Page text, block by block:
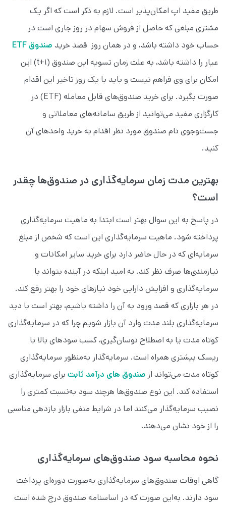
طریق مفید اپ امکان‌پذیر است. لازم به ذکر است که اگر یک
مشتری مبلغی که حاصل از فروش سهام در روز جاری است در
حساب خود داشته باشد، و در همان روز قصد خرید صندوق ETF
عیار را داشته باشد، به علت زمان تسویه این صندوق (t+۱) این
امکان برای وی فراهم نیست و باید با یک روز تاخیر این اقدام
صورت بگیرد. برای خرید صندوق‌های قابل معامله (ETF) در
کارگزاری مفید می‌توانید از طریق سامانه‌های معاملاتی و
جست‌وجوی نام صندوق مورد نظر اقدام به خرید واحد‌های آن
کنید.
بهترین مدت زمان سرمایه‌گذاری در صندوق‌ها چقدر
است؟
در پاسخ به این سوال بهتر است ابتدا به ماهیت سرمایه‌گذاری
پرداخته شود. ماهیت سرمایه‌گذاری این است که شخص از مبلغ
سرمایه‌ای که در حال حاضر دارد برای خرید سایر امکانات و
نیازمندی‌ها صرف نظر کند. به امید اینکه در آینده بتواند با
سرمایه‌گذاری و افزایش دارایی خود نیاز‌های خود را بهتر رفع کند.
در هر بازاری که قصد ورود به آن را داشته باشیم، بهتر است با دید
سرمایه‌گذاری بلند مدت وارد آن بازار شویم چرا که در سرمایه‌گذاری
کوتاه مدت یا به اصطلاح نوسان‌گیری، کسب سودهای بالا با
ریسک بیشتری همراه است. سرمایه‌گذار به‌منظور سرمایه‌گذاری
کوتاه مدت می‌تواند از صندوق های درآمد ثابت برای سرمایه‌گذاری
استفاده کند. این نوع صندوق‌ها هرچند سود به‌نسبت کمتری را
نصیب سرمایه‌گذار می‌کنند اما در شرایط منفی بازار بازدهی مناسبی
را از خود نشان می‌دهند.
نحوه محاسبه سود صندوق‌های سرمایه‌گذاری
گاهی اوقات صندوق‌های سرمایه‌گذاری به‌صورت دوره‌ای پرداخت
سود دارند. به‌این صورت که در اساسنامه صندوق درج شده است